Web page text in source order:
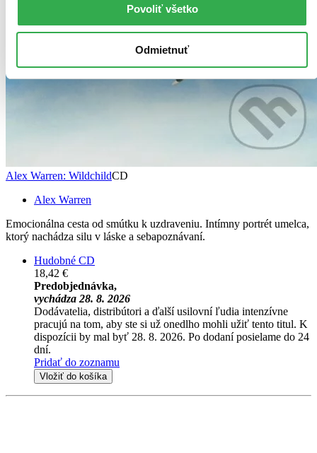
Povoliť všetko
Odmietnuť
Alex Warren: WildchildCD
Alex Warren
Emocionálna cesta od smútku k uzdraveniu. Intímny portrét umelca,
ktorý nachádza silu v láske a sebapoznávaní.
Hudobné CD
18,42 €
Predobjednávka,
vychádza 28. 8. 2026
Dodávatelia, distribútori a ďalší usilovní ľudia intenzívne
pracujú na tom, aby ste si už onedlho mohli užiť tento titul. K
dispozícii by mal byť 28. 8. 2026. Po dodaní posielame do 24
dní.
Pridať do zoznamu
Vložiť do košíka